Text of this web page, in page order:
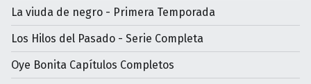
La viuda de negro - Primera Temporada
Los Hilos del Pasado - Serie Completa
Oye Bonita Capítulos Completos